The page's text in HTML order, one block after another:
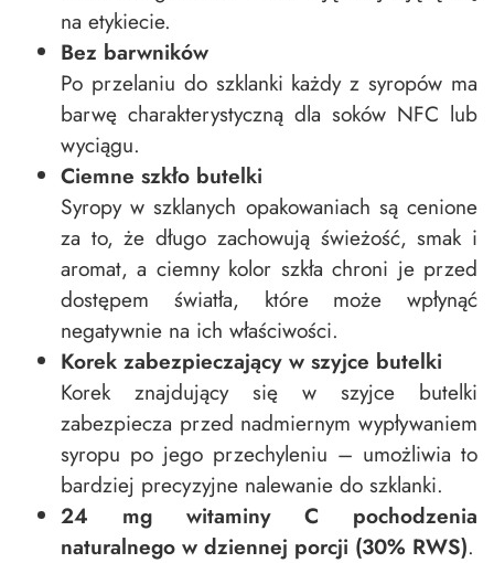
na etykiecie.
Bez barwników
Po przelaniu do szklanki każdy z syropów ma
barwę charakterystyczną dla soków NFC lub
wyciągu.
Ciemne szkło butelki
Syropy w szklanych opakowaniach są cenione
za to, że długo zachowują świeżość, smak i
aromat, a ciemny kolor szkła chroni je przed
dostępem światła, które może wpłynąć
negatywnie na ich właściwości.
Korek zabezpieczający w szyjce butelki
Korek znajdujący się w szyjce butelki
zabezpiecza przed nadmiernym wypływaniem
syropu po jego przechyleniu – umożliwia to
bardziej precyzyjne nalewanie do szklanki.
24 mg witaminy C pochodzenia
naturalnego w dziennej porcji (30% RWS).